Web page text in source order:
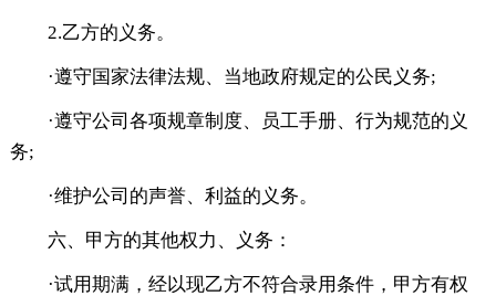
2.乙方的义务。
·遵守国家法律法规、当地政府规定的公民义务;
·遵守公司各项规章制度、员工手册、行为规范的义
务;
·维护公司的声誉、利益的义务。
六、甲方的其他权力、义务：
·试用期满，经以现乙方不符合录用条件，甲方有权